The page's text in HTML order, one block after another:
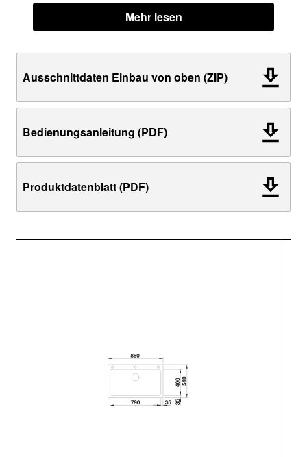
Mehr lesen
Ausschnittdaten Einbau von oben (ZIP)
Bedienungsanleitung (PDF)
Produktdatenblatt (PDF)